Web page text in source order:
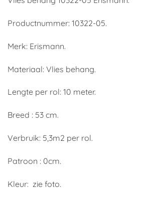
Productnummer: 10322-05.
Merk: Erismann.
Materiaal: Vlies behang.
Lengte per rol: 10 meter.
Breed : 53 cm.
Verbruik: 5,3m2 per rol.
Patroon : 0cm.
Kleur: zie foto.